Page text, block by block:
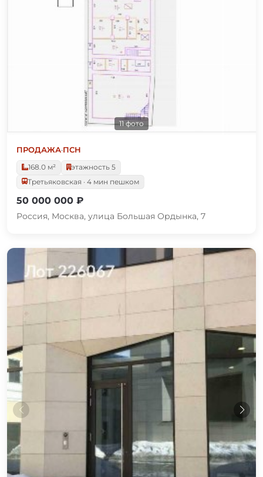
11 фото
ПРОДАЖА·ПСН
168.0 м²
этажность 5
Третьяковская · 4 мин пешком
50 000 000 ₽
Россия, Москва, улица Большая Ордынка, 7